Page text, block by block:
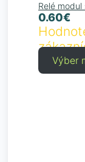
Relé
0.60€
Výber